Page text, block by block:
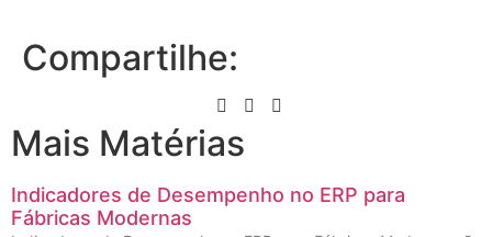
Compartilhe:
Mais Matérias
Indicadores de Desempenho no ERP para
Fábricas Modernas